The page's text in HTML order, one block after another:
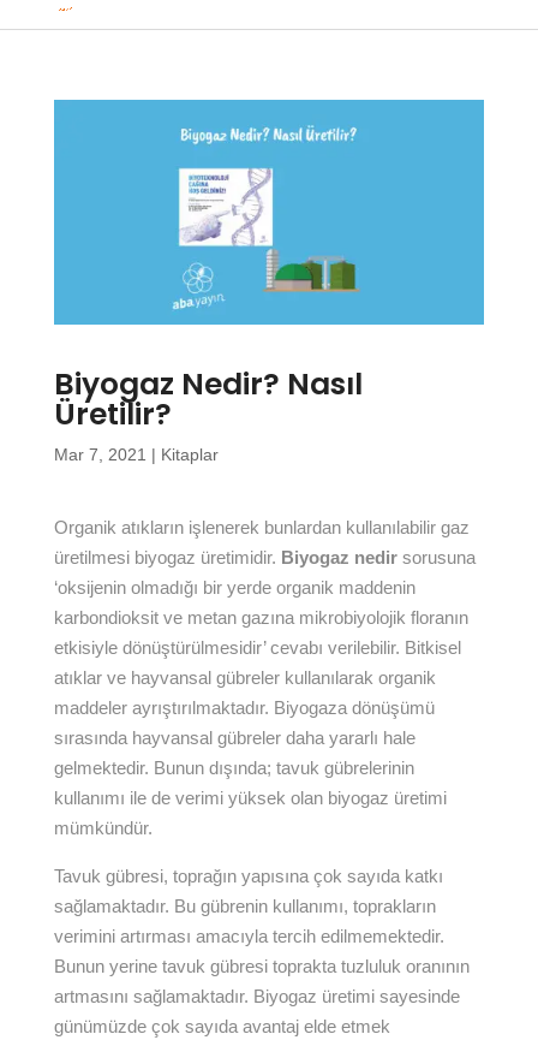
Biyogaz Nedir? Nasıl
Üretilir?
Mar 7, 2021 | Kitaplar
Organik atıkların işlenerek bunlardan kullanılabilir gaz
üretilmesi biyogaz üretimidir. Biyogaz nedirsorusuna
‘oksijenin olmadığı bir yerde organik maddenin
karbondioksit ve metan gazına mikrobiyolojik floranın
etkisiyle dönüştürülmesidir’ cevabı verilebilir. Bitkisel
atıklar ve hayvansal gübreler kullanılarak organik
maddeler ayrıştırılmaktadır. Biyogaza dönüşümü
sırasında hayvansal gübreler daha yararlı hale
gelmektedir. Bunun dışında; tavuk gübrelerinin
kullanımı ile de verimi yüksek olan biyogaz üretimi
mümkündür.
Tavuk gübresi, toprağın yapısına çok sayıda katkı
sağlamaktadır. Bu gübrenin kullanımı, toprakların
verimini artırması amacıyla tercih edilmemektedir.
Bunun yerine tavuk gübresi toprakta tuzluluk oranının
artmasını sağlamaktadır. Biyogaz üretimi sayesinde
günümüzde çok sayıda avantaj elde etmek